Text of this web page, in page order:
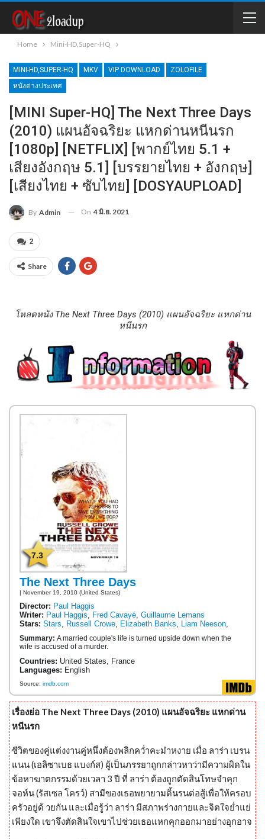
Home Mini-HD,Super-HQ
MINI-HD,SUPER-HQ MKV VIP DOWNLOAD
ZOLOFILE
หนังต่างประเทศ
[MINI Super-HQ] The Next Three Days
(2010) แผนอัจฉริยะ แหกด่านหนีนรก
[1080p] [NETFLIX] [พากย์ไทย 5.1 +
เสียงอังกฤษ 5.1] [บรรยายไทย + อังกฤษ]
[เสียงไทย + ซับไทย] [DOSYAUPLOAD]
By Admin On 4 มิ.ย. 2021
2
Share
โหลดหนัง The Next Three Days (2010) แผนอัจฉริยะ แหกด่าน
หนีนรก
7.3
The Next Three Days
| November 19, 2010 (United States)
Director: Paul Haggis
Writer: Paul Haggis Fred Cavayé Guillaume Lemans
Stars: Stars Russell Crowe Elizabeth Banks Liam Neeson
Summary: A married couple's life is turned upside down when the
wife is accused of a murder.
Countries: United States, France
Languages: English
Source: imdb.com
เรื่องย่อ The Next Three Days (2010) แผนอัจฉริยะ แหกด่าน
หนีนรก
ชีวิตของคู่แต่งงานคู่หนึ่งต้องพลิกคว่ำคะมำหงาย เมื่อ ลาร่า เบรน
แนน (เอลิซาเบธ แบงก์ส) ผู้เป็นภรรยาถูกกล่าวหาว่ามีความผิดใน
ข้อหาฆาตกรรมด้วยเวลา 3 ปี ที่ ลาร่า ต้องถูกตัดสินโทษจำคุก
จอห์น (รัสเซล โครว์) สามีของเธอพยายามดิ้นรนต่อสู้เพื่อให้ครอบ
ครัวอยู่ด้ วยกัน และเมื่อรู้ว่า ลาร่า มีสภาพร่างกายและจิตใจย่ำแย่
เพียงใด เขาจึงตัดสินใจเขาไปช่วยเธอแหกคุกออกมาอย่างอุกอาจ